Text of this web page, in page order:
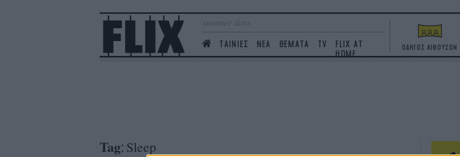
summer days
ΤΑΙΝΙΕΣ ΝΕΑ ΘΕΜΑΤΑ TV
FLIX AT
HOME
ΟΔΗΓΟΣ ΑΙΘΟΥΣΩΝ
Tag: Sleep